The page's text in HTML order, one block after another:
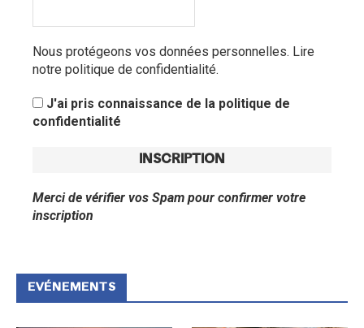
Nous protégeons vos données personnelles. Lire
notre politique de confidentialité.
J'ai pris connaissance de la politique de
confidentialité
Merci de vérifier vos Spam pour confirmer votre
inscription
EVÉNEMENTS